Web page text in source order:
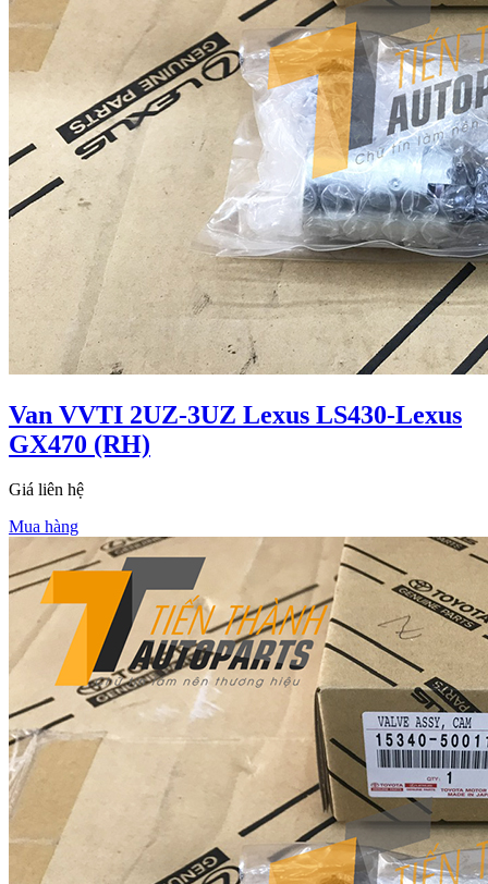
Van VVTI 2UZ-3UZ Lexus LS430-Lexus
GX470 (RH)
Giá liên hệ
Mua hàng